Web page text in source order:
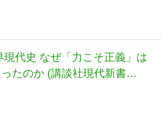
現代史 なぜ「力こそ正義」は
たのか (講談社現代新書